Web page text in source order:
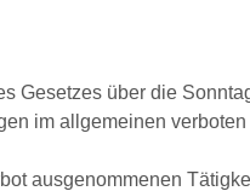
Gesetzes über die
im allgemeinen verboten
ausgenommenen